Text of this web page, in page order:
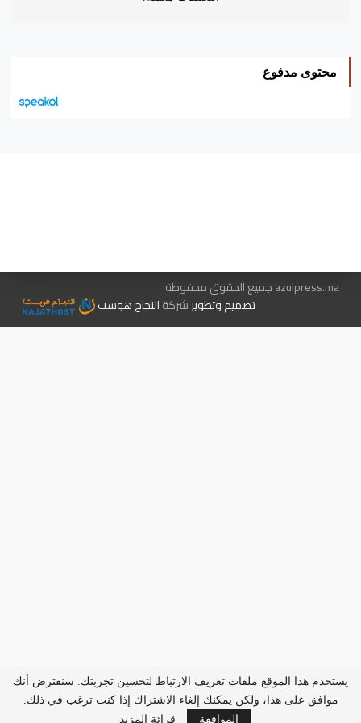
محتوى مدفوع
azulpress.ma جميع الحقوق محفوظة
تصميم وتطويرشركةالنجاح هوست
يستخدم هذا الموقع ملفات تعريف الارتباط لتحسين تجربتك. سنفترض أنك
موافق على هذا، ولكن يمكنك إلغاء الاشتراك إذا كنت ترغب في ذلك.
الموافقة
قرائة المزيد